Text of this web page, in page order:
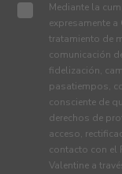
Mediante la
expresamente
tratamiento de
comunicación
fidelización,
pasatiempos,
consciente de
derechos de
acceso,
contacto con el
Valentine a